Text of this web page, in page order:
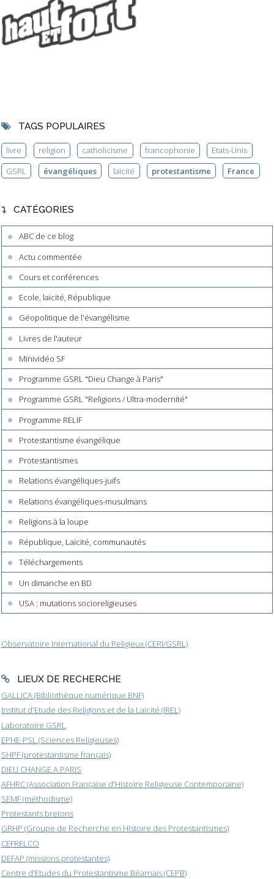
TAGS POPULAIRES
livre religion catholicisme francophonie
Etats-Unis
GSRL
évangéliques laïcité protestantisme France
CATÉGORIES
ABC de ce blog
Actu commentée
Cours et conférences
Ecole, laïcité, République
Géopolitique de l'évangélisme
Livres de l'auteur
Minividéo SF
Programme GSRL "Dieu Change à Paris"
Programme GSRL "Religions / Ultra-modernité"
Programme RELIF
Protestantisme évangélique
Protestantismes
Relations évangéliques-juifs
Relations évangéliques-musulmans
Religions à la loupe
République, Laïcité, communautés
Téléchargements
Un dimanche en BD
USA : mutations socioreligieuses
Observatoire International du Religieux (CERI/GSRL)
LIEUX DE RECHERCHE
GALLICA (Bibliothèque numérique BNF)
Institut d'Etude des Religions et de la Laïcité (IREL)
Laboratoire GSRL
EPHE-PSL (Sciences Religieuses)
SHPF (protestantisme français)
DIEU CHANGE A PARIS
AFHRC (Association Française d'Histoire Religieuse Contemporaine)
SEMF (méthodisme)
Protestants bretons
GRHP (Groupe de Recherche en Histoire des Protestantismes)
CEFRELCO
DEFAP (missions protestantes)
Centre d'Etudes du Protestantisme Béarnais (CEPB)